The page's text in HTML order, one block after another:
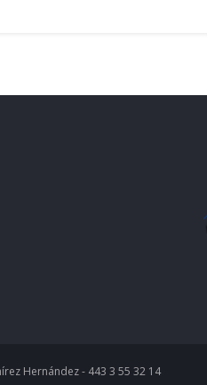
Hernández - 443 3 55 32 14